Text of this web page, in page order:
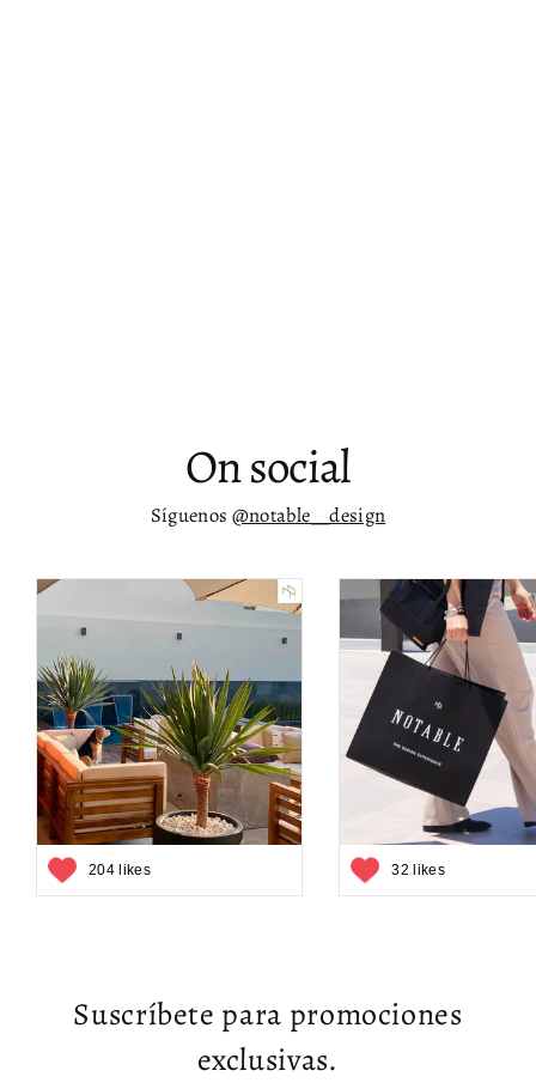
On social
Síguenos @notable__design
204 likes 32 likes
Suscríbete para promociones
exclusivas.